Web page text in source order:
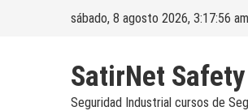
sábado, 8 agosto 2026, 3:17:57 am
SatirNet Safety
Seguridad Industrial cursos de